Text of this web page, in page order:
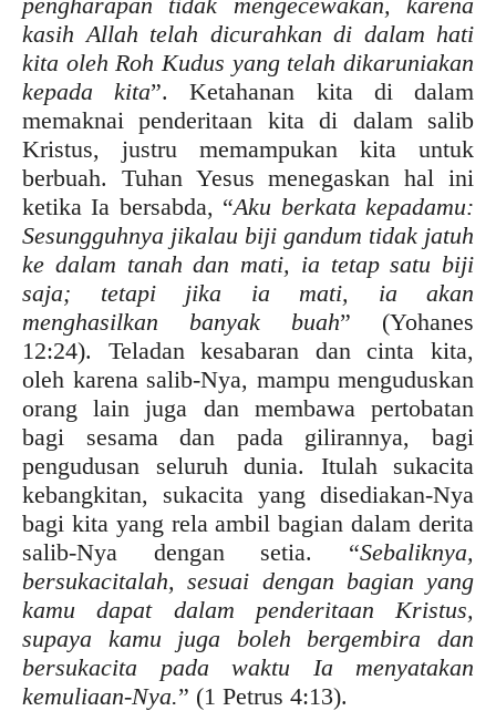
kasih Allah telah dicurahkan di dalam hati
kita oleh Roh Kudus yang telah dikaruniakan
kepada kita”. Ketahanan kita di dalam
memaknai penderitaan kita di dalam salib
Kristus, justru memampukan kita untuk
berbuah. Tuhan Yesus menegaskan hal ini
ketika Ia bersabda, “Aku berkata kepadamu:
Sesungguhnya jikalau biji gandum tidak jatuh
ke dalam tanah dan mati, ia tetap satu biji
saja; tetapi jika ia mati, ia akan
menghasilkan banyak buah” (Yohanes
12:24). Teladan kesabaran dan cinta kita,
oleh karena salib-Nya, mampu menguduskan
orang lain juga dan membawa pertobatan
bagi sesama dan pada gilirannya, bagi
pengudusan seluruh dunia. Itulah sukacita
kebangkitan, sukacita yang disediakan-Nya
bagi kita yang rela ambil bagian dalam derita
salib-Nya dengan setia. “Sebaliknya,
bersukacitalah, sesuai dengan bagian yang
kamu dapat dalam penderitaan Kristus,
supaya kamu juga boleh bergembira dan
bersukacita pada waktu Ia menyatakan
kemuliaan-Nya.” (1 Petrus 4:13).